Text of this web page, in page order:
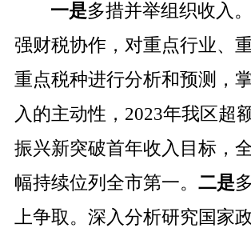
一是多措并举组织收入
强财税协作，对重点行业、
重点税种进行分析和预测，
入的主动性， 2023年我区超
振兴新突破首年收入目标，
幅持续位列全市第一。 二是
上争取。深入分析研究国家